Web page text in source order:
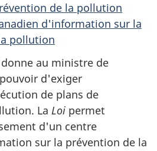
établissement
d’objectifs,
de
directives
et
de
codes
de
pratique
sur
la
5)
de la pollution
d'information sur la
pollution
donne au ministre de
d'exiger
de plans de
La Loi permet
d'un centre
sur la prévention de la